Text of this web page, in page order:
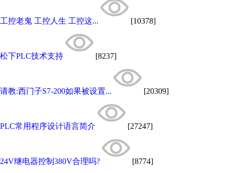
工控老鬼 工控人生 工控这... [10378]
松下PLC技术支持 [8237]
请教:西门子S7-200如果被设置... [20309]
PLC常用程序设计语言简介 [27247]
24V继电器控制380V合理吗? [8774]